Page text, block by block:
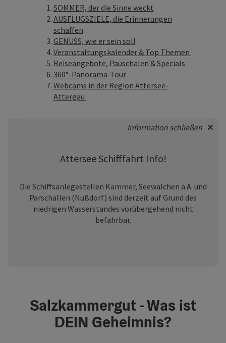
SOMMER, der die Sinne weckt
AUSFLUGSZIELE, die Erinnerungen
schaffen
GENUSS, wie er sein soll
Veranstaltungskalender & Top Themen
Reiseangebote, Pauschalen & Specials
360°-Panorama-Tour
Webcams in der Region Attersee-
Attergau
Information schließen
Attersee Schifffahrt Info!
Die Schiffsanlegestellen Kammer, Seewalchen a.A. und
Parschallen (Nußdorf) sind derzeit auf Grund des
niedrigen Wasserstandes vorübergehend nicht
befahrbar.
Salzkammergut - Was ist
DEIN Geheimnis?